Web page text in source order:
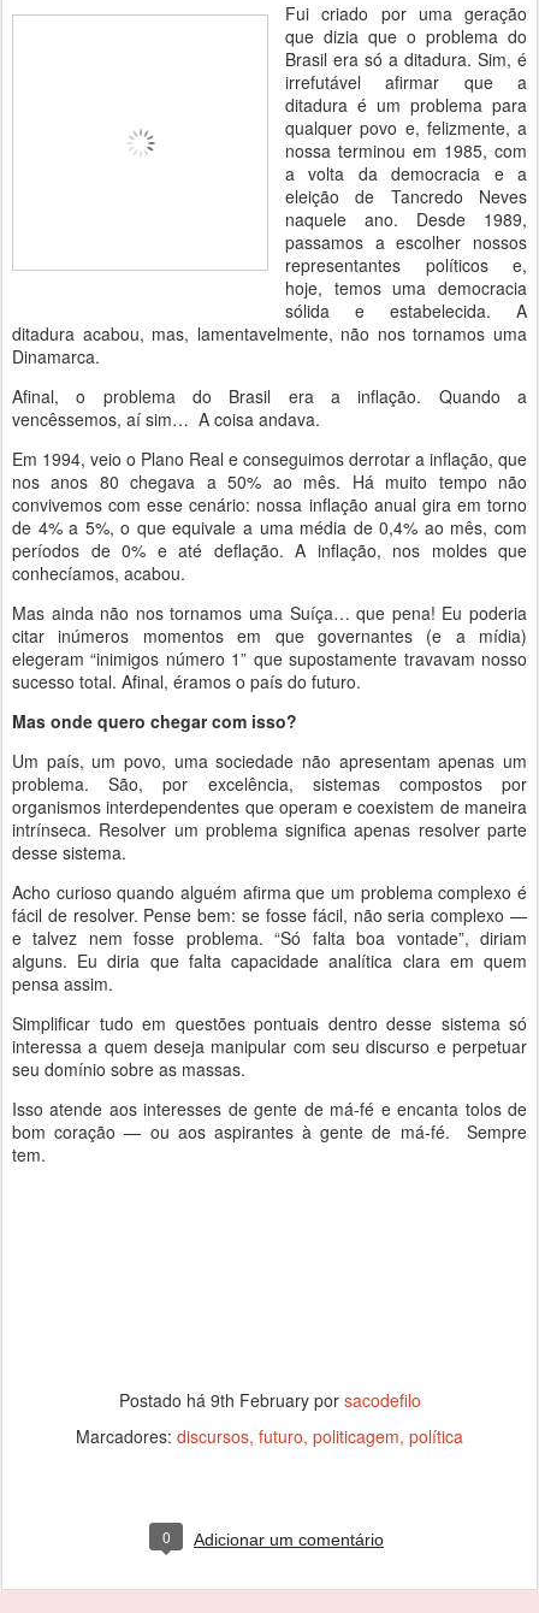
Fui criado por uma geração
que dizia que o problema do
Brasil era só a ditadura. Sim, é
irrefutável afirmar que a
ditadura é um problema para
qualquer povo e, felizmente, a
nossa terminou em 1985, com
a volta da democracia e a
eleição de Tancredo Neves
naquele ano. Desde 1989,
passamos a escolher nossos
representantes políticos e,
hoje, temos uma democracia
sólida e estabelecida. A
ditadura acabou, mas, lamentavelmente, não nos tornamos uma
Dinamarca.
Afinal, o problema do Brasil era a inflação. Quando a
vencêssemos, aí sim… A coisa andava.
Em 1994, veio o Plano Real e conseguimos derrotar a inflação, que
nos anos 80 chegava a 50% ao mês. Há muito tempo não
convivemos com esse cenário: nossa inflação anual gira em torno
de 4% a 5%, o que equivale a uma média de 0,4% ao mês, com
períodos de 0% e até deflação. A inflação, nos moldes que
conhecíamos, acabou.
Mas ainda não nos tornamos uma Suíça… que pena! Eu poderia
citar inúmeros momentos em que governantes (e a mídia)
elegeram “inimigos número 1” que supostamente travavam nosso
sucesso total. Afinal, éramos o país do futuro.
Mas onde quero chegar com isso?
Um país, um povo, uma sociedade não apresentam apenas um
problema. São, por excelência, sistemas compostos por
organismos interdependentes que operam e coexistem de maneira
intrínseca. Resolver um problema significa apenas resolver parte
desse sistema.
Acho curioso quando alguém afirma que um problema complexo é
fácil de resolver. Pense bem: se fosse fácil, não seria complexo —
e talvez nem fosse problema. “Só falta boa vontade”, diriam
alguns. Eu diria que falta capacidade analítica clara em quem
pensa assim.
Simplificar tudo em questões pontuais dentro desse sistema só
interessa a quem deseja manipular com seu discurso e perpetuar
seu domínio sobre as massas.
Isso atende aos interesses de gente de má-fé e encanta tolos de
bom coração — ou aos aspirantes à gente de má-fé. Sempre
tem.
Postado há 9th Februarypor sacodefilo
Marcadores: discursos futuro politicagem política
0 Adicionar um comentário